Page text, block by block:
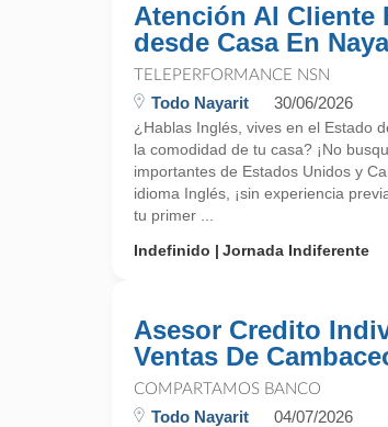
Atención Al Cliente
desde Casa En
TELEPERFORMANCE NSN
Todo Nayarit 30/06/2026
¿Hablas Inglés, vives en el Estado
la comodidad de tu casa? ¡No
importantes de Estados Unidos y
idioma Inglés, ¡sin experiencia
tu primer ...
Indefinido
Jornada Indiferente
Asesor Credito
Ventas De
COMPARTAMOS BANCO
Todo Nayarit 04/07/2026